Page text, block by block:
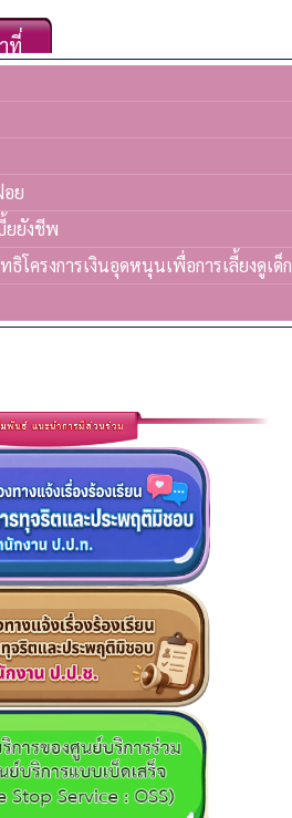
ที่
อย
ยยังชีพ
โครงการเงินอุดหนุนเพื่อการเลี้ยงดูเด็